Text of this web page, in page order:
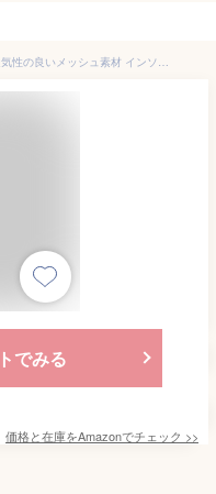
オドイーター 銀と炭の 靴の中敷 消臭 通気性の良いメッシュ素材 インソール サイズ20cm~28cm 1足
でみる
価格と在庫をAmazonでチェック >>